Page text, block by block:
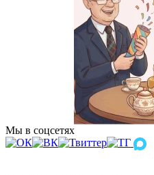
Мы в соцсетях